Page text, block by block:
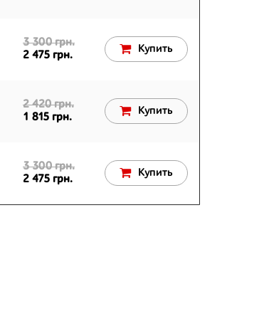
3 300 грн.
2 475 грн.
Купить
2 420 грн.
1 815 грн.
Купить
3 300 грн.
2 475 грн.
Купить